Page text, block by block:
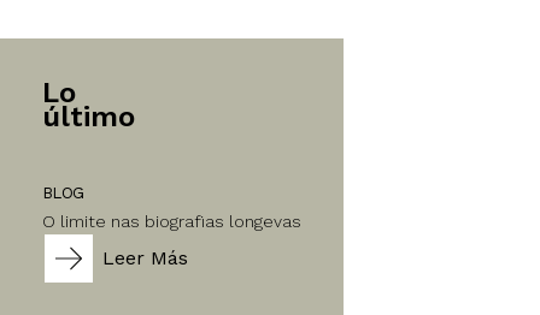
Lo
último
BLOG
O limite nas biografias longevas
Leer Más